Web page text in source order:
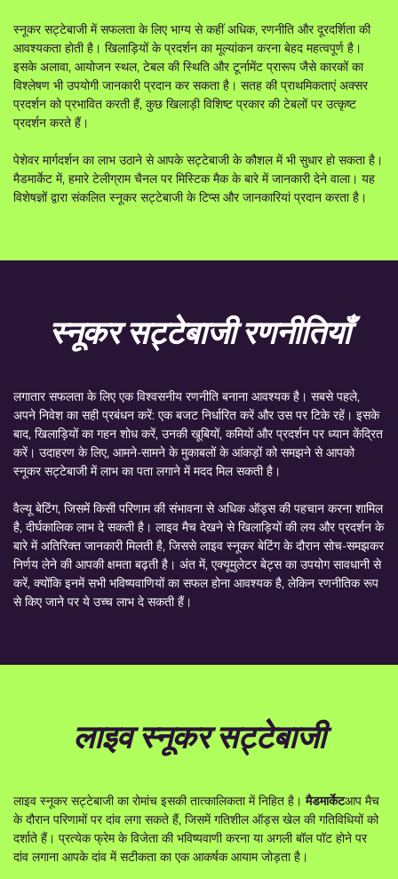
स्नूकर सट्टेबाजी में सफलता के लिए भाग्य से कहीं अधिक, रणनीति और दूरदर्शिता की
आवश्यकता होती है। खिलाड़ियों के प्रदर्शन का मूल्यांकन करना बेहद महत्वपूर्ण है।
इसके अलावा, आयोजन स्थल, टेबल की स्थिति और टूर्नामेंट प्रारूप जैसे कारकों का
विश्लेषण भी उपयोगी जानकारी प्रदान कर सकता है। सतह की प्राथमिकताएं अक्सर
प्रदर्शन को प्रभावित करती हैं, कुछ खिलाड़ी विशिष्ट प्रकार की टेबलों पर उत्कृष्ट
प्रदर्शन करते हैं।
पेशेवर मार्गदर्शन का लाभ उठाने से आपके सट्टेबाजी के कौशल में भी सुधार हो सकता है।
मैडमार्केट में, हमारे टेलीग्राम चैनल पर मिस्टिक मैक के बारे में जानकारी देने वाला। यह
विशेषज्ञों द्वारा संकलित स्नूकर सट्टेबाजी के टिप्स और जानकारियां प्रदान करता है।
स्नूकर सट्टेबाजी रणनीतियाँ
लगातार सफलता के लिए एक विश्वसनीय रणनीति बनाना आवश्यक है। सबसे पहले,
अपने निवेश का सही प्रबंधन करें: एक बजट निर्धारित करें और उस पर टिके रहें। इसके
बाद, खिलाड़ियों का गहन शोध करें, उनकी खूबियों, कमियों और प्रदर्शन पर ध्यान केंद्रित
करें। उदाहरण के लिए, आमने-सामने के मुकाबलों के आंकड़ों को समझने से आपको
स्नूकर सट्टेबाजी में लाभ का पता लगाने में मदद मिल सकती है।
वैल्यू बेटिंग, जिसमें किसी परिणाम की संभावना से अधिक ऑड्स की पहचान करना शामिल
है, दीर्घकालिक लाभ दे सकती है। लाइव मैच देखने से खिलाड़ियों की लय और प्रदर्शन के
बारे में अतिरिक्त जानकारी मिलती है, जिससे लाइव स्नूकर बेटिंग के दौरान सोच-समझकर
निर्णय लेने की आपकी क्षमता बढ़ती है। अंत में, एक्यूमुलेटर बेट्स का उपयोग सावधानी से
करें, क्योंकि इनमें सभी भविष्यवाणियों का सफल होना आवश्यक है, लेकिन रणनीतिक रूप
से किए जाने पर ये उच्च लाभ दे सकती हैं।
लाइव स्नूकर सट्टेबाजी
लाइव स्नूकर सट्टेबाजी का रोमांच इसकी तात्कालिकता में निहित है।मैडमार्केटआप मैच
के दौरान परिणामों पर दांव लगा सकते हैं, जिसमें गतिशील ऑड्स खेल की गतिविधियों को
दर्शाते हैं। प्रत्येक फ्रेम के विजेता की भविष्यवाणी करना या अगली बॉल पॉट होने पर
दांव लगाना आपके दांव में सटीकता का एक आकर्षक आयाम जोड़ता है।